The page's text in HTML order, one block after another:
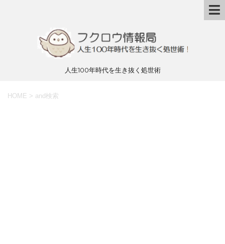
人生100年時代を生き抜く処世術
HOME > and検索